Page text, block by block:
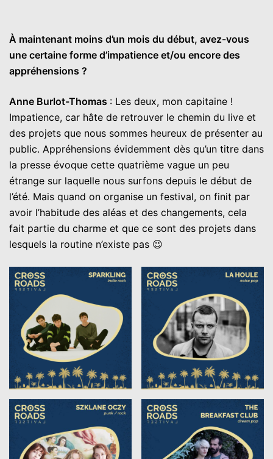
À maintenant moins d’un mois du début, avez-vous
une certaine forme d’impatience et/ou encore des
appréhensions ?
Anne Burlot-Thomas : Les deux, mon capitaine !
Impatience, car hâte de retrouver le chemin du live et
des projets que nous sommes heureux de présenter au
public. Appréhensions évidemment dès qu’un titre dans
la presse évoque cette quatrième vague un peu
étrange sur laquelle nous surfons depuis le début de
l’été. Mais quand on organise un festival, on finit par
avoir l’habitude des aléas et des changements, cela
fait partie du charme et que ce sont des projets dans
lesquels la routine n’existe pas 😉